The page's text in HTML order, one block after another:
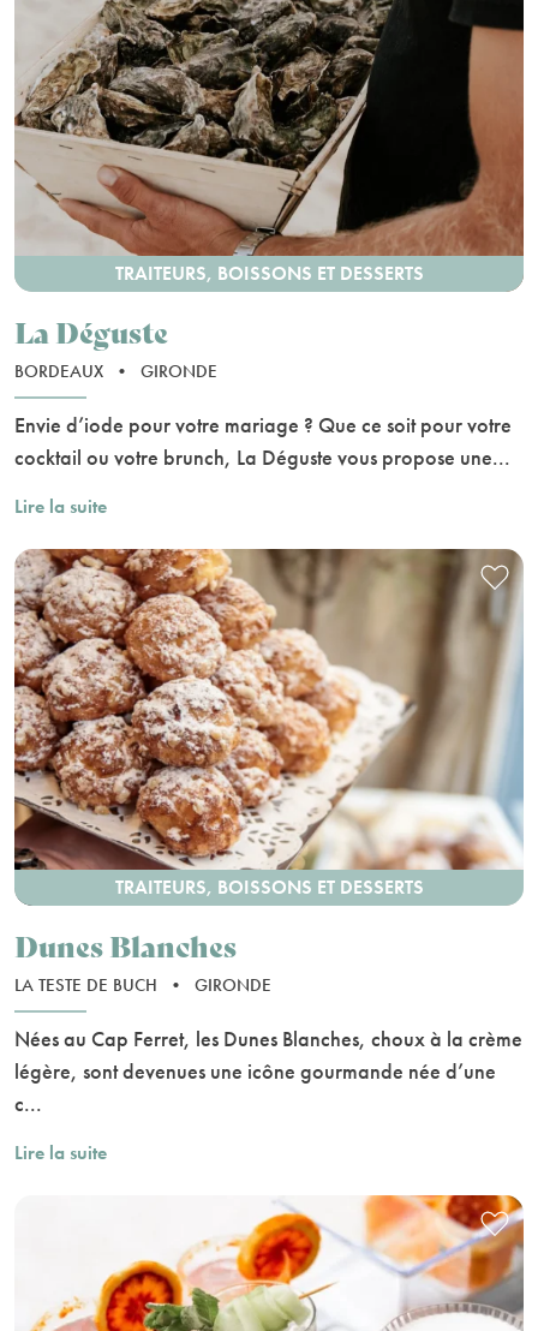
TRAITEURS, BOISSONS ET DESSERTS
La Déguste
BORDEAUX • GIRONDE
Envie d’iode pour votre mariage ? Que ce soit pour votre
cocktail ou votre brunch, La Déguste vous propose une...
Lire la suite
TRAITEURS, BOISSONS ET DESSERTS
Dunes Blanches
LA TESTE DE BUCH • GIRONDE
Nées au Cap Ferret, les Dunes Blanches, choux à la crème
légère, sont devenues une icône gourmande née d’une
c...
Lire la suite